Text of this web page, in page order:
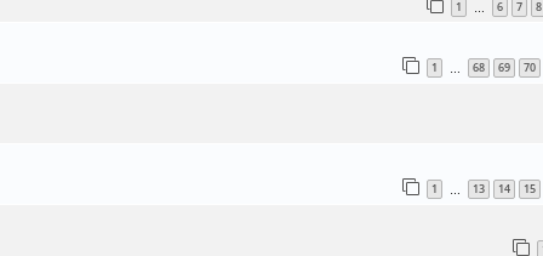
1 6 7 8
1 68 69 70
1 13 14 15